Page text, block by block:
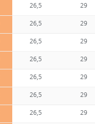
26,5 29
26,5 29
26,5 29
26,5 29
26,5 29
26,5 29
26,5 29